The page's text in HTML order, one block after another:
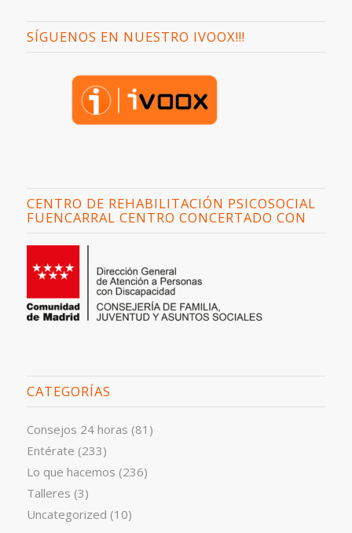
SÍGUENOS EN NUESTRO IVOOX!!!
CENTRO DE REHABILITACIÓN PSICOSOCIAL
FUENCARRAL CENTRO CONCERTADO CON
CATEGORÍAS
Consejos 24 horas (81)
Entérate (233)
Lo que hacemos (236)
Talleres (3)
Uncategorized (10)